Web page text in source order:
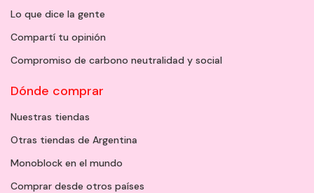
Lo que dice la gente
Compartí tu opinión
Compromiso de carbono neutralidad y social
Dónde comprar
Nuestras tiendas
Otras tiendas de Argentina
Monoblock en el mundo
Comprar desde otros países